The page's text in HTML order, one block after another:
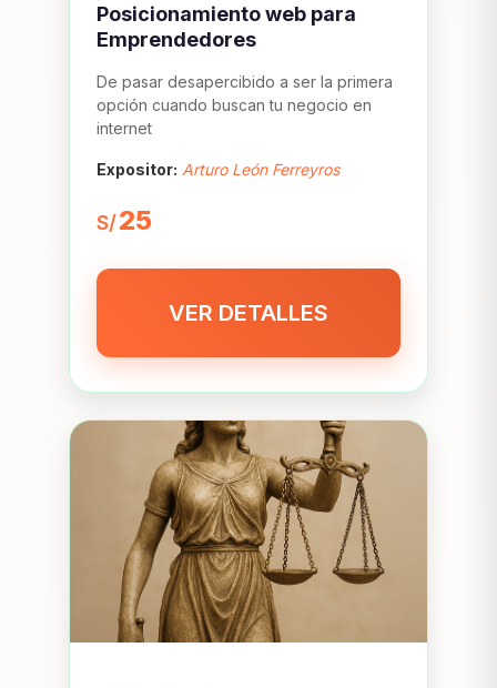
Posicionamiento web para
Emprendedores
De pasar desapercibido a ser la primera
opción cuando buscan tu negocio en
internet
Expositor: Arturo León Ferreyros
S/25
VER DETALLES